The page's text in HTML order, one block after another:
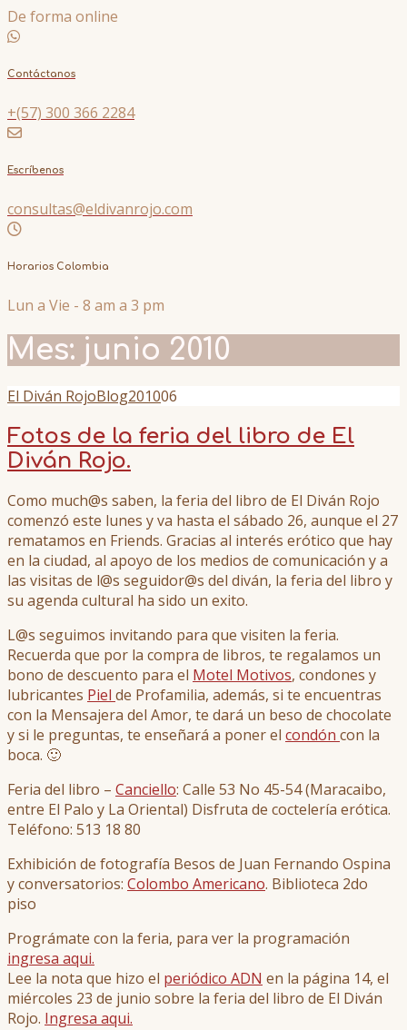
De forma online
Contáctanos
+(57) 300 366 2284
Escríbenos
consultas@eldivanrojo.com
Horarios Colombia
Lun a Vie - 8 am a 3 pm
Mes: junio 2010
El Diván RojoBlog201006
Fotos de la feria del libro de El
Diván Rojo.
Como much@s saben, la feria del libro de El Diván Rojo
comenzó este lunes y va hasta el sábado 26, aunque el 27
rematamos en Friends. Gracias al interés erótico que hay
en la ciudad, al apoyo de los medios de comunicación y a
las visitas de l@s seguidor@s del diván, la feria del libro y
su agenda cultural ha sido un exito.
L@s seguimos invitando para que visiten la feria.
Recuerda que por la compra de libros, te regalamos un
bono de descuento para el Motel Motivos, condones y
lubricantes Piel de Profamilia, además, si te encuentras
con la Mensajera del Amor, te dará un beso de chocolate
y si le preguntas, te enseñará a poner el condón con la
boca. 🙂
Feria del libro – Canciello: Calle 53 No 45-54 (Maracaibo,
entre El Palo y La Oriental) Disfruta de coctelería erótica.
Teléfono: 513 18 80
Exhibición de fotografía Besos de Juan Fernando Ospina
y conversatorios: Colombo Americano. Biblioteca 2do
piso
Prográmate con la feria, para ver la programación
ingresa aqui.
Lee la nota que hizo el periódico ADN en la página 14, el
miércoles 23 de junio sobre la feria del libro de El Diván
Rojo. Ingresa aqui.